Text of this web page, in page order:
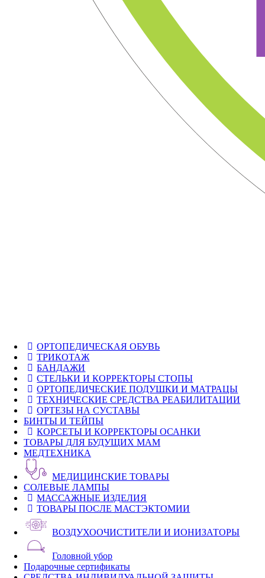
ОРТОПЕДИЧЕСКАЯ ОБУВЬ
ТРИКОТАЖ
БАНДАЖИ
СТЕЛЬКИ И КОРРЕКТОРЫ СТОПЫ
ОРТОПЕДИЧЕСКИЕ ПОДУШКИ И МАТРАЦЫ
ТЕХНИЧЕСКИЕ СРЕДСТВА РЕАБИЛИТАЦИИ
ОРТЕЗЫ НА СУСТАВЫ
БИНТЫ И ТЕЙПЫ
КОРСЕТЫ И КОРРЕКТОРЫ ОСАНКИ
ТОВАРЫ ДЛЯ БУДУЩИХ МАМ
МЕДТЕХНИКА
МЕДИЦИНСКИЕ ТОВАРЫ
СОЛЕВЫЕ ЛАМПЫ
МАССАЖНЫЕ ИЗДЕЛИЯ
ТОВАРЫ ПОСЛЕ МАСТЭКТОМИИ
ВОЗДУХООЧИСТИТЕЛИ И ИОНИЗАТОРЫ
Головной убор
Подарочные сертификаты